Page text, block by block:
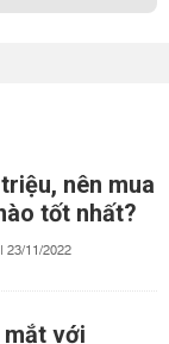
nên mua
tốt nhất?
23/11/2022
mắt với